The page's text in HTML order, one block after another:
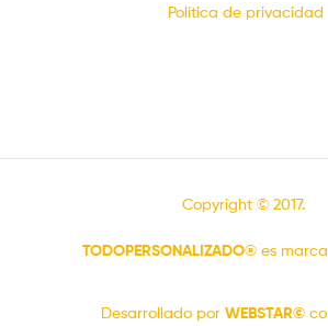
Política de privacidad
Copyright © 2017.
TODOPERSONALIZADO®es
Desarrollado por WEBSTAR©